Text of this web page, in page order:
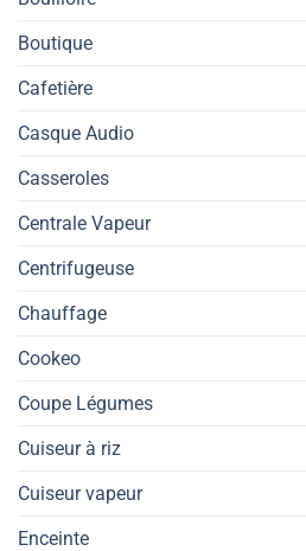
Boutique
Cafetière
Casque Audio
Casseroles
Centrale Vapeur
Centrifugeuse
Chauffage
Cookeo
Coupe Légumes
Cuiseur à riz
Cuiseur vapeur
Enceinte